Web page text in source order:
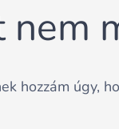
nem
hozzám úgy,